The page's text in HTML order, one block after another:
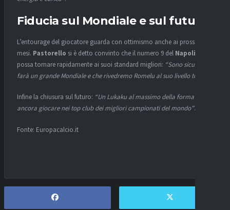
Fiducia sul Mondiale e sul futuro
L’entourage del giocatore guarda con ottimismo anche ai prossimi
mesi. Pastorello si è detto convinto che il numero 9 del Napoli
possa tornare rapidamente ai suoi standard migliori: “Sono sicuro che
farà un grande Mondiale e che rivedremo Romelu al suo livello top”
Infine la chiusura sul futuro: “Un Lukaku al massimo della forma può
ancora giocare nei top club dei migliori campionati del mondo”.
Fonte: Europacalcio.it